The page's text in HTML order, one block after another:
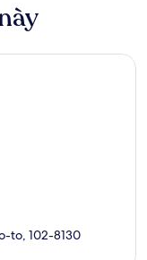
to, 102-8130